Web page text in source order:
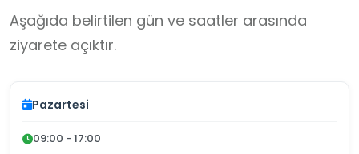
Aşağıda belirtilen gün ve saatler arasında
ziyarete açıktır.
Pazartesi
09:00 - 17:00